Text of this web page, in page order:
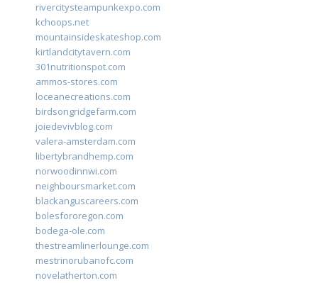
rivercitysteampunkexpo.com
kchoops.net
mountainsideskateshop.com
kirtlandcitytavern.com
301nutritionspot.com
ammos-stores.com
loceanecreations.com
birdsongridgefarm.com
joiedevivblog.com
valera-amsterdam.com
libertybrandhemp.com
norwoodinnwi.com
neighboursmarket.com
blackanguscareers.com
bolesfororegon.com
bodega-ole.com
thestreamlinerlounge.com
mestrinorubanofc.com
novelatherton.com